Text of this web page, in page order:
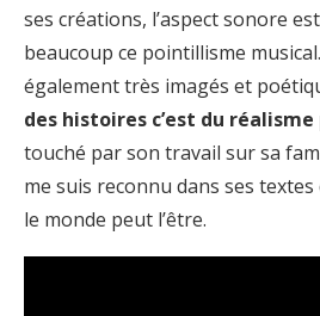
ses créations, l’aspect sonore
beaucoup ce pointillisme
également très imagés et
des histoires c’est du
touché par son travail sur sa
me suis reconnu dans ses
le monde peut l’être.